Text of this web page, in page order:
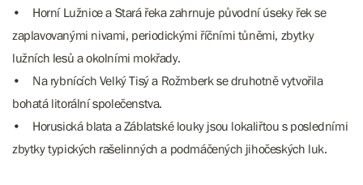
• Horní Lužnice a Stará řeka zahrnuje původní úseky řek se
zaplavovanými nivami, periodickými říčními tůněmi, zbytky
lužních lesů a okolními mokřady.
• Na rybnících Velký Tisý a Rožmberk se druhotně vytvořila
bohatá litorální společenstva.
• Horusická blata a Záblatské louky jsou lokaliřtou s posledními
zbytky typických rašelinných a podmáčených jihočeských luk.